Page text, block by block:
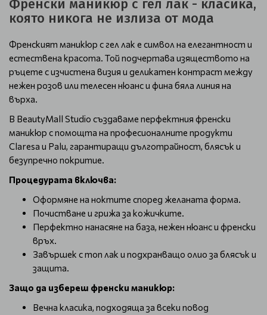
Френски маникюр с гел лак - класика,
която никога не излиза от мода
Френският маникюр с гел лак е символ на елегантност и
естествена красота. Той подчертава изяществото на
ръцете с изчистена визия и деликатен контраст между
нежен розов или телесен нюанс и фина бяла линия на
върха.
В BeautyMall Studio създаваме перфектния френски
маникюр с помощта на професионалните продукти
Claresa и Palu, гарантиращи дълготрайност, блясък и
безупречно покритие.
Процедурата включва:
Оформяне на ноктите според желаната форма.
Почистване и грижа за кожичките.
Перфектно нанасяне на база, нежен нюанс и френски
връх.
Завършек с топ лак и подхранващо олио за блясък и
защита.
Защо да избереш френски маникюр:
Вечна класика, подходяща за всеки повод